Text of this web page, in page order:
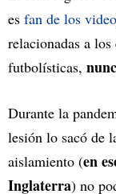
es fan de los
relacionadas a
futbolísticas,
Durante la
lesión lo sacó de
aislamiento (en
Inglaterra) no